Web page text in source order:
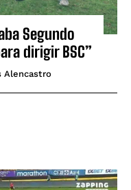
Segundo
dirigir BSC”
Alencastro